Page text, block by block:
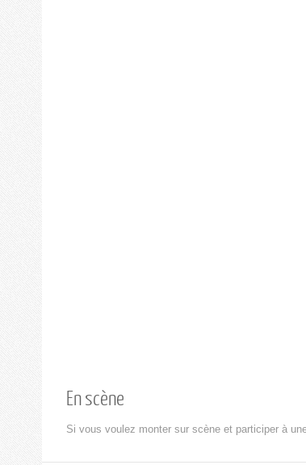
En scène
Si vous voulez monter sur scène et participer à